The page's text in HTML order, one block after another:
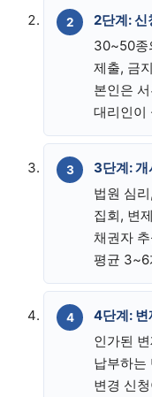
2단계: 신
30~50종
제출, 금
본인은
대리인이
3단계:
법원 심
집회, 변
채권자
평균 3~6
4단계:
인가된
납부하는
변경 신